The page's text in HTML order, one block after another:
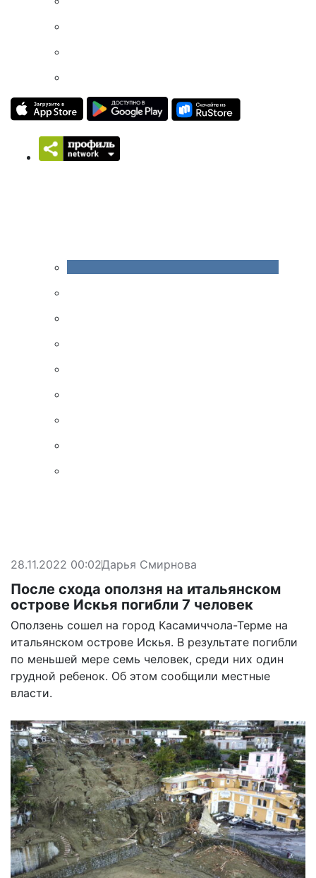
28.11.2022 00:02Дарья Смирнова
После схода оползня на итальянском
острове Искья погибли 7 человек
Оползень сошел на город Касамиччола-Терме на
итальянском острове Искья. В результате погибли
по меньшей мере семь человек, среди них один
грудной ребенок. Об этом сообщили местные
власти.